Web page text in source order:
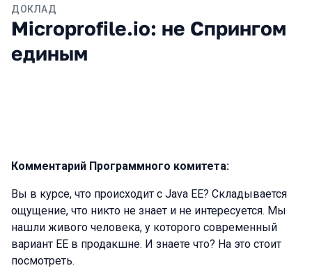
ДОКЛАД
Microprofile.io: не Спрингом
единым
Комментарий Программного комитета:
Вы в курсе, что происходит с Java EE? Складывается
ощущение, что никто не знает и не интересуется. Мы
нашли живого человека, у которого современный
вариант EE в продакшне. И знаете что? На это стоит
посмотреть.